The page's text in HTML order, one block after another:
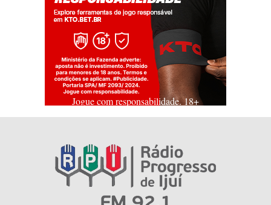
Jogue com responsabilidade. 18+